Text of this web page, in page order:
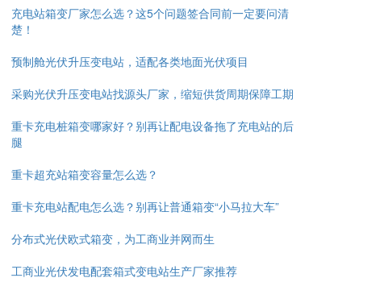
充电站箱变厂家怎么选？这5个问题签合同前一定要问清
楚！
预制舱光伏升压变电站，适配各类地面光伏项目
采购光伏升压变电站找源头厂家，缩短供货周期保障工期
重卡充电桩箱变哪家好？别再让配电设备拖了充电站的后
腿
重卡超充站箱变容量怎么选？
重卡充电站配电怎么选？别再让普通箱变“小马拉大车”
分布式光伏欧式箱变，为工商业并网而生
工商业光伏发电配套箱式变电站生产厂家推荐